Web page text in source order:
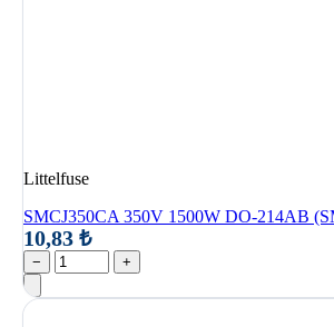
Littelfuse
SMCJ350CA 350V 1500W DO-214AB
10,83 ₺
− +